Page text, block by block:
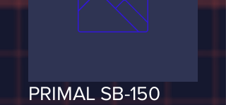
PRIMAL SB-150